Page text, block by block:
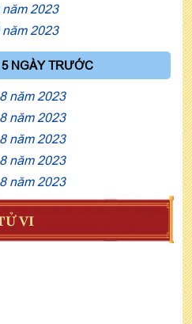
2023
2023
NGÀY TRƯỚC
năm 2023
năm 2023
năm 2023
năm 2023
năm 2023
VI